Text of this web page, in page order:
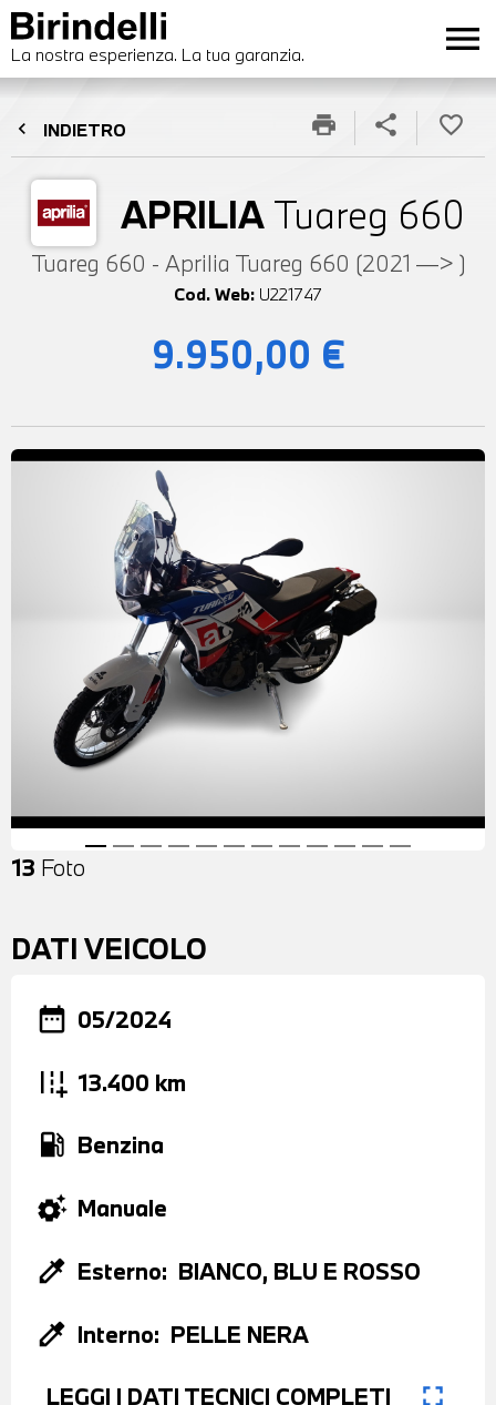
La nostra esperienza. La tua garanzia. menu
chevron_left INDIETRO
APRILIA Tuareg 660
Tuareg 660 - Aprilia Tuareg 660 (2021 —> )
Cod. Web: U221747
print share favorite_border
9.950,00 €
13 Foto
DATI VEICOLO
date_range 05/2024
add_road 13.400 km
local_gas_station Benzina
settings_suggest Manuale
colorize Esterno: BIANCO, BLU E ROSSO
colorize Interno: PELLE NERA
LEGGI I DATI TECNICI COMPLETI fullscreen